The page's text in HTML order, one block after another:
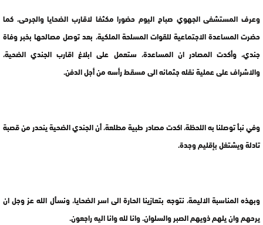
وعرف المستشفى الجهوي صباح اليوم حضورا مكثفا لاقارب الضحايا والجرحى، كما
حضرت المساعدة الاجتماعية للقوات المسلحة الملكية، بعد توصل مصالحها بخبر وفاة
جندي، وأكدت المصادر ان المساعدة، ستعمل على ابلاغ اقارب الجندي الضحية،
والاشراف على عملية نقله جثمانه الى مسقط رأسه من أجل الدفن.
وفي نبأ توصلنا به اللحظة، اكدت مصادر طبية مطلعة، أن الجندي الضحية ينحدر من قصبة
تادلة ويشتغل بإقليم وجدة.
وبهذه المناسبة الاليمة، نتوجه بتعازينا الحارة الى اسر الضحايا، ونسأل الله عز وجل ان
يرحهم وان يلهم ذويهم الصبر والسلوان. وانا لله وانا اليه راجعون.